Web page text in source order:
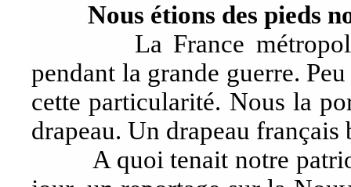
Nous étions des pieds
La France
pendant la grande guerre.
cette particularité. Nous la
drapeau. Un drapeau
A quoi tenait notre